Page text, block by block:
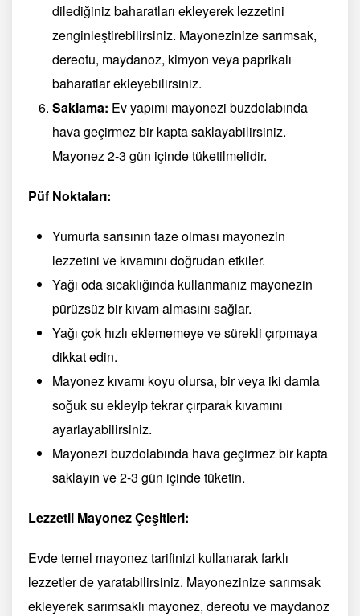
dilediğiniz baharatları ekleyerek lezzetini
zenginleştirebilirsiniz. Mayonezinize sarımsak,
dereotu, maydanoz, kimyon veya paprikalı
baharatlar ekleyebilirsiniz.
Saklama: Ev yapımı mayonezi buzdolabında
hava geçirmez bir kapta saklayabilirsiniz.
Mayonez 2-3 gün içinde tüketilmelidir.
Püf Noktaları:
Yumurta sarısının taze olması mayonezin
lezzetini ve kıvamını doğrudan etkiler.
Yağı oda sıcaklığında kullanmanız mayonezin
pürüzsüz bir kıvam almasını sağlar.
Yağı çok hızlı eklememeye ve sürekli çırpmaya
dikkat edin.
Mayonez kıvamı koyu olursa, bir veya iki damla
soğuk su ekleyip tekrar çırparak kıvamını
ayarlayabilirsiniz.
Mayonezi buzdolabında hava geçirmez bir kapta
saklayın ve 2-3 gün içinde tüketin.
Lezzetli Mayonez Çeşitleri:
Evde temel mayonez tarifinizi kullanarak farklı
lezzetler de yaratabilirsiniz. Mayonezinize sarımsak
ekleyerek sarımsaklı mayonez, dereotu ve maydanoz